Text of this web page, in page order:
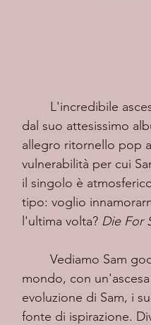
L'incredibile
dal suo attesissimo
allegro ritornello pop
vulnerabilità per cui
il singolo è
tipo: voglio
l'ultima volta? Die For
mondo, con
evoluzione di Sam, i
fonte di ispirazione.